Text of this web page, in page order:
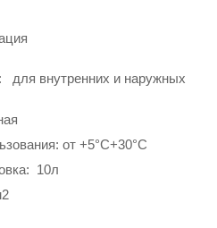
для внутренних и наружных
от +5°С+30°С
10л